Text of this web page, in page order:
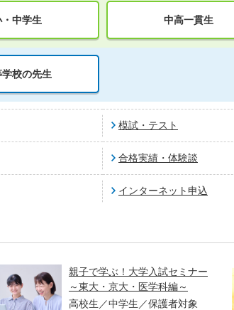
・中学生 中高一貫生
校の先生
模試・テスト
合格実績・体験談
インターネット申込
親子で学ぶ！大学入試セミナー
～東大・京大・医学科編～
高校生／中学生／保護者対象